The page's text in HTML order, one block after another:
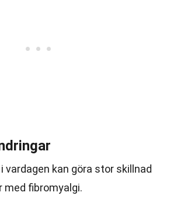
vardagen kan göra stor skillnad
med fibromyalgi.